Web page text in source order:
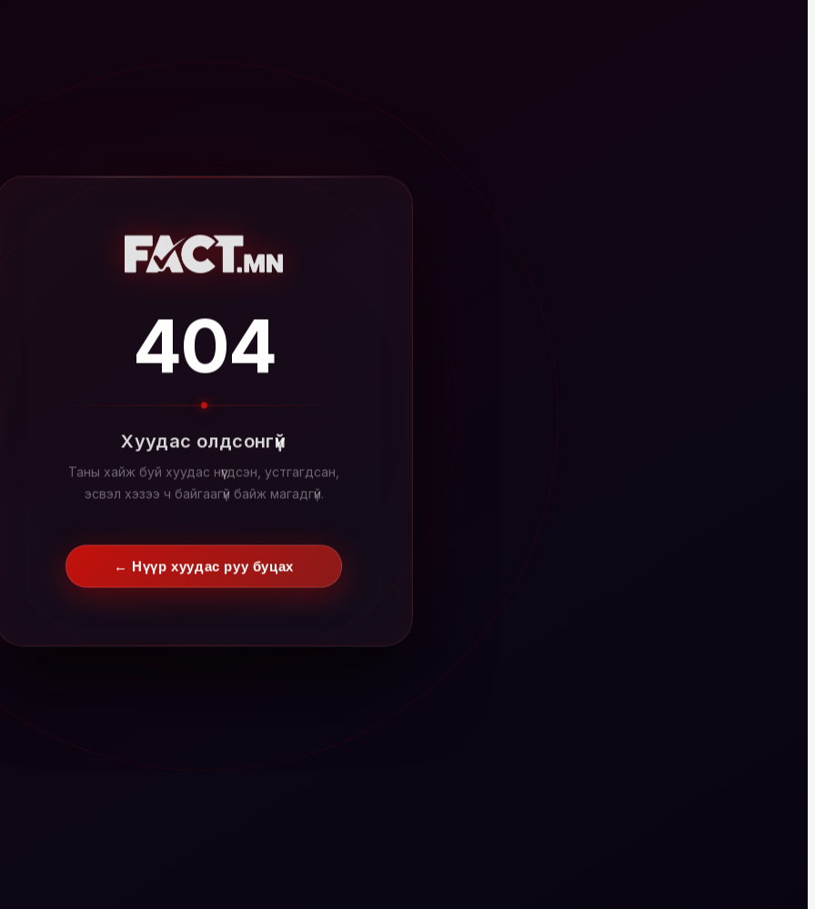
404
Хуудас олдсонгүй
Таны хайж буй хуудас нүүгдсэн, устгагдсан,
эсвэл хэзээ ч байгаагүй байж магадгүй.
← Нүүр хуудас руу буцах